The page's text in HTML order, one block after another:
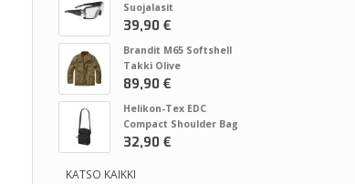
Suojalasit
39,90 €
Brandit M65 Softshell
Takki Olive
89,90 €
Helikon-Tex EDC
Compact Shoulder Bag
32,90 €
KATSO KAIKKI